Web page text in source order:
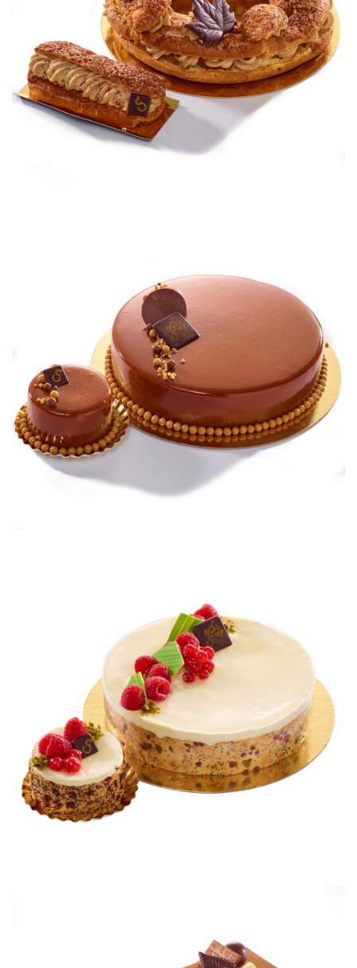
Paris brest
Petits gâteaux
Carachoc
Petits gâteaux
Délicatesse framboise
Petits gâteaux